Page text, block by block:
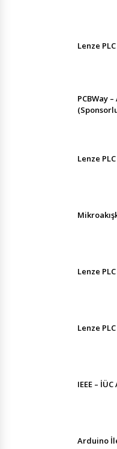
Lenze
PCBWay
Lenze
Lenze
Lenze
IEEE –
Arduino